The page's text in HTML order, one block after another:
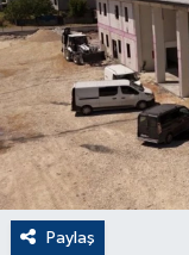
Paylaş
EĞİTİM
EKONOMİ
English
Finans